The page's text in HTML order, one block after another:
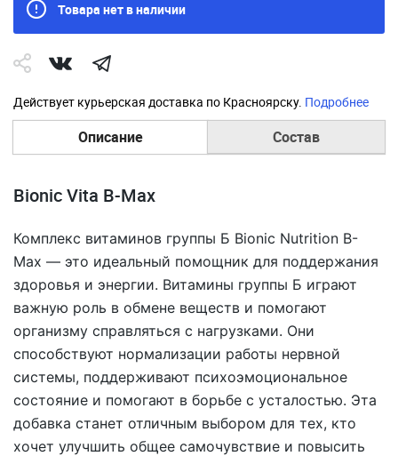
Товара нет в наличии
Действует курьерская доставка по Красноярску. Подробнее
Описание Состав
Bionic Vita B-Max
Комплекс витаминов группы Б Bionic Nutrition B-
Max — это идеальный помощник для поддержания
здоровья и энергии. Витамины группы Б играют
важную роль в обмене веществ и помогают
организму справляться с нагрузками. Они
способствуют нормализации работы нервной
системы, поддерживают психоэмоциональное
состояние и помогают в борьбе с усталостью. Эта
добавка станет отличным выбором для тех, кто
хочет улучшить общее самочувствие и повысить